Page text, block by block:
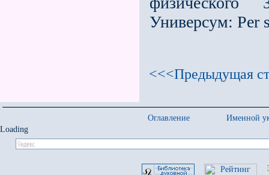
Универсум: Per
<<<Предыдущая
Оглавление
Именной
Loading